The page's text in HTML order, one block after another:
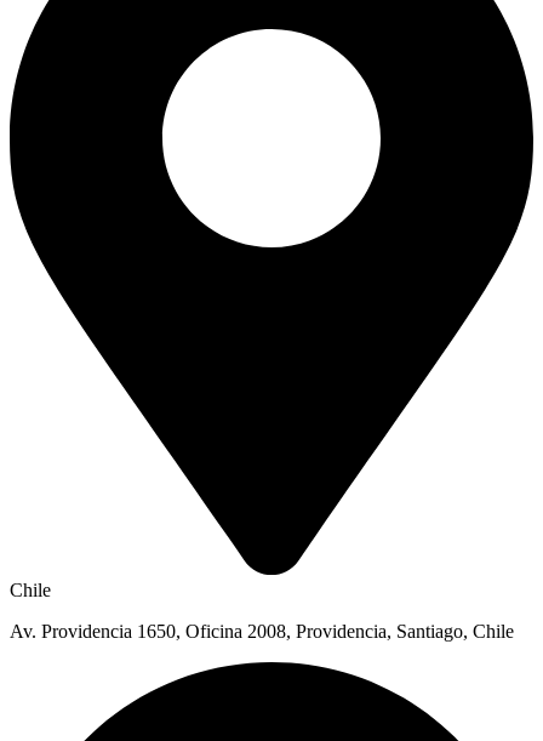
Chile
Av. Providencia 1650, Oficina 2008, Providencia, Santiago, Chile